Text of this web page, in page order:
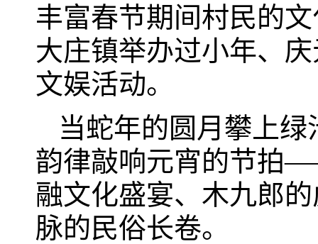
丰富春节期间村民的
大庄镇举办过小年、
文娱活动。
当蛇年的圆月攀上
韵律敲响元宵的节拍
融文化盛宴、木九郎
脉的民俗长卷。